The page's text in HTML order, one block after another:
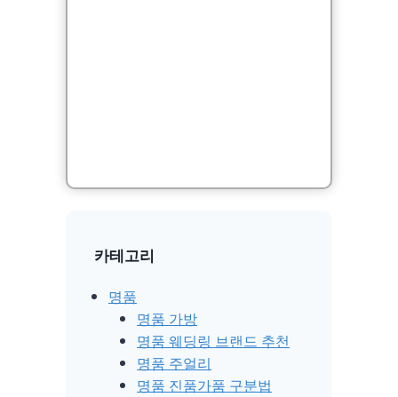
카테고리
명품
명품 가방
명품 웨딩링 브랜드 추천
명품 주얼리
명품 진품가품 구분법